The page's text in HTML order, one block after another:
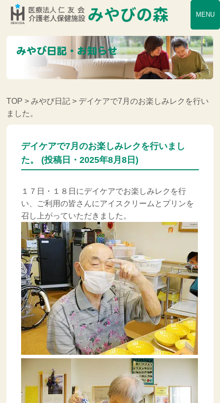
MENU
TOP >みやび日記 > デイケアで7月のお楽しみレクを行い
ました。
デイケアで7月のお楽しみレクを行いまし
た。 (投稿日・2025年8月8日)
１７日・１８日にデイケアでお楽しみレクを行
い、ご利用の皆さんにアイスクリームとプリンを
召し上がっていただきました。